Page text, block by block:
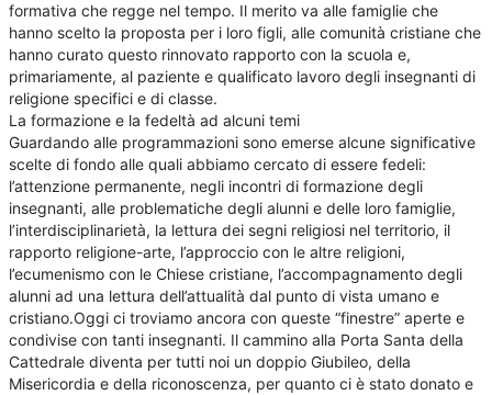
formativa che regge nel tempo. Il merito va alle famiglie che
hanno scelto la proposta per i loro figli, alle comunità cristiane che
hanno curato questo rinnovato rapporto con la scuola e,
primariamente, al paziente e qualificato lavoro degli insegnanti di
religione specifici e di classe.
La formazione e la fedeltà ad alcuni temi
Guardando alle programmazioni sono emerse alcune significative
scelte di fondo alle quali abbiamo cercato di essere fedeli:
l’attenzione permanente, negli incontri di formazione degli
insegnanti, alle problematiche degli alunni e delle loro famiglie,
l’interdisciplinarietà, la lettura dei segni religiosi nel territorio, il
rapporto religione-arte, l’approccio con le altre religioni,
l’ecumenismo con le Chiese cristiane, l’accompagnamento degli
alunni ad una lettura dell’attualità dal punto di vista umano e
cristiano.Oggi ci troviamo ancora con queste “finestre” aperte e
condivise con tanti insegnanti. Il cammino alla Porta Santa della
Cattedrale diventa per tutti noi un doppio Giubileo, della
Misericordia e della riconoscenza, per quanto ci è stato donato e